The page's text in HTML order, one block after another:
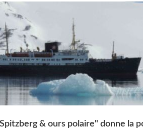
& ours polaire" donne la